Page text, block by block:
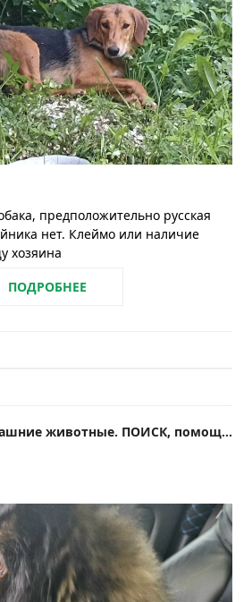
предположительно русская
нет. Клеймо или наличие
хозяина
ПОДРОБНЕЕ
Кимры - Домашние животные. ПОИСК, помощь и др.!!